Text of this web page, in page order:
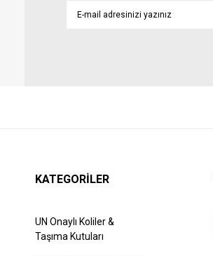
KATEGORİLER
UN Onaylı Koliler &
Taşıma Kutuları